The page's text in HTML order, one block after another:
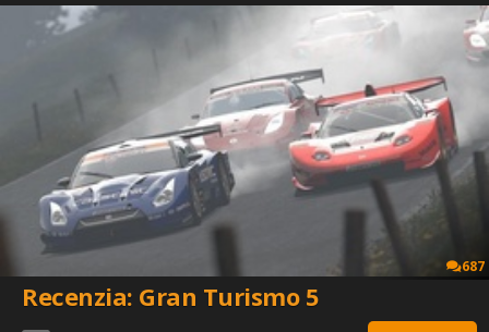
687
Recenzia: Gran Turismo 5